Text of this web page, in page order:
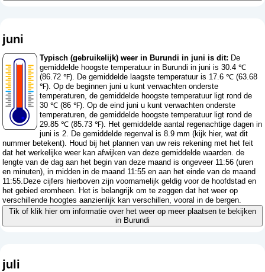
juni
Typisch (gebruikelijk) weer in Burundi in juni is dit: De
gemiddelde hoogste temperatuur in Burundi in juni is 30.4 ℃
(86.72 ℉). De gemiddelde laagste temperatuur is 17.6 ℃ (63.68
℉). Op de beginnen juni u kunt verwachten onderste
temperaturen, de gemiddelde hoogste temperatuur ligt rond de
30 ℃ (86 ℉). Op de eind juni u kunt verwachten onderste
temperaturen, de gemiddelde hoogste temperatuur ligt rond de
29.85 ℃ (85.73 ℉). Het gemiddelde aantal regenachtige dagen in
juni is 2. De gemiddelde regenval is 8.9 mm (kijk hier, wat dit
nummer betekent). Houd bij het plannen van uw reis rekening met het feit
dat het werkelijke weer kan afwijken van deze gemiddelde waarden. de
lengte van de dag aan het begin van deze maand is ongeveer 11:56 (uren
en minuten), in midden in de maand 11:55 en aan het einde van de maand
11:55.Deze cijfers hierboven zijn voornamelijk geldig voor de hoofdstad en
het gebied eromheen. Het is belangrijk om te zeggen dat het weer op
verschillende hoogtes aanzienlijk kan verschillen, vooral in de bergen.
Tik of klik hier om informatie over het weer op meer plaatsen te bekijken
in Burundi
juli